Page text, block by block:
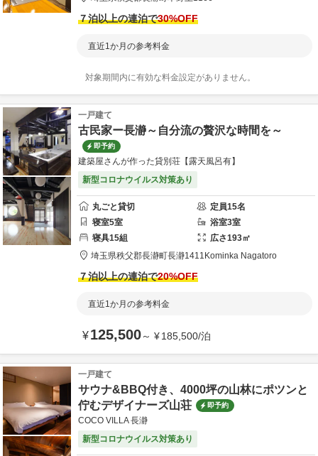
７泊以上の連泊で30%OFF
直近1か月の参考料金
対象期間内に有効な料金設定がありません。
一戸建て
古民家ー長瀞～自分流の贅沢な時間を～
即予約
建築屋さんが作った貸別荘【露天風呂有】
新型コロナウイルス対策あり
丸ごと貸切 定員15名
寝室5室 浴室3室
寝具15組 広さ193㎡
埼玉県秩父郡長瀞町長瀞1411 Kominka Nagatoro
７泊以上の連泊で20%OFF
直近1か月の参考料金
¥125,500～ ¥185,500/泊
一戸建て
サウナ&BBQ付き、4000坪の山林にポツンと
佇むデザイナーズ山荘
即予約
COCO VILLA 長瀞
新型コロナウイルス対策あり